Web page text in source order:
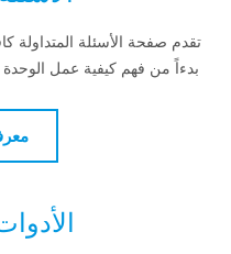
صفحة الأسئلة المتداولة كافة
من فهم كيفية عمل الوحدة وصولاً
معرفة
الأدوات